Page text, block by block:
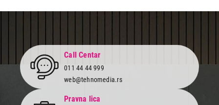
Call Centar
011 44 44 999
web@tehnomedia.rs
Pravna lica